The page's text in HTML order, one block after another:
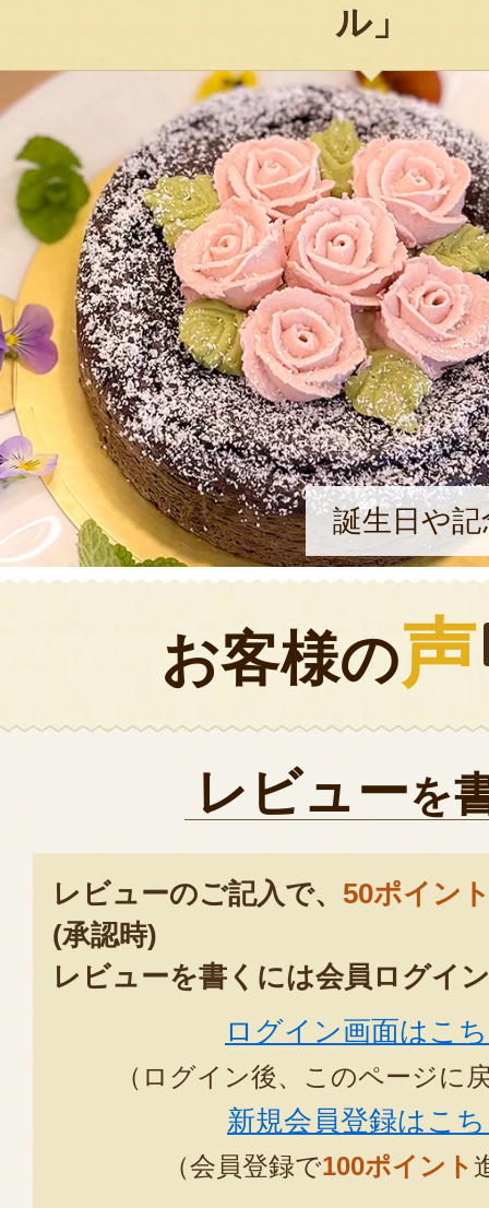
ル」
誕生日や
お客様の声
レビューを
レビューのご記入で、 50ポイン
(承認時)
レビューを書くには会員ログイ
ログイン画面はこ
（ログイン後、このページに
新規会員登録はこ
（会員登録で100ポイント